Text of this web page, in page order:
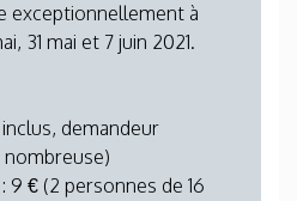
exceptionnellement à
31 mai et 7 juin 2021.
demandeur
nombreuse)
9 € (2 personnes de 16